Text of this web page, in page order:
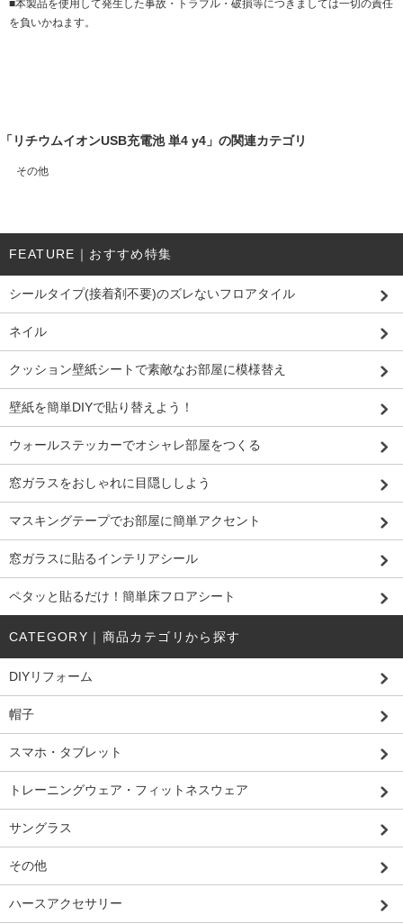
■本製品を使用して発生した事故・トラブル・破損等につきましては一切の責任
を負いかねます。
「リチウムイオンUSB充電池 単4 y4」の関連カテゴリ
その他
FEATURE｜おすすめ特集
シールタイプ(接着剤不要)のズレないフロアタイル
ネイル
クッション壁紙シートで素敵なお部屋に模様替え
壁紙を簡単DIYで貼り替えよう！
ウォールステッカーでオシャレ部屋をつくる
窓ガラスをおしゃれに目隠ししよう
マスキングテープでお部屋に簡単アクセント
窓ガラスに貼るインテリアシール
ペタッと貼るだけ！簡単床フロアシート
CATEGORY｜商品カテゴリから探す
DIYリフォーム
帽子
スマホ・タブレット
トレーニングウェア・フィットネスウェア
サングラス
その他
ハースアクセサリー